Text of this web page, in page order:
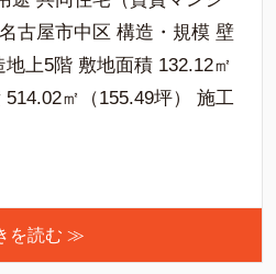
古屋市中区 構造・規模 壁
上5階 敷地面積 132.12㎡
514.02㎡（155.49坪） 施工
を読む ≫